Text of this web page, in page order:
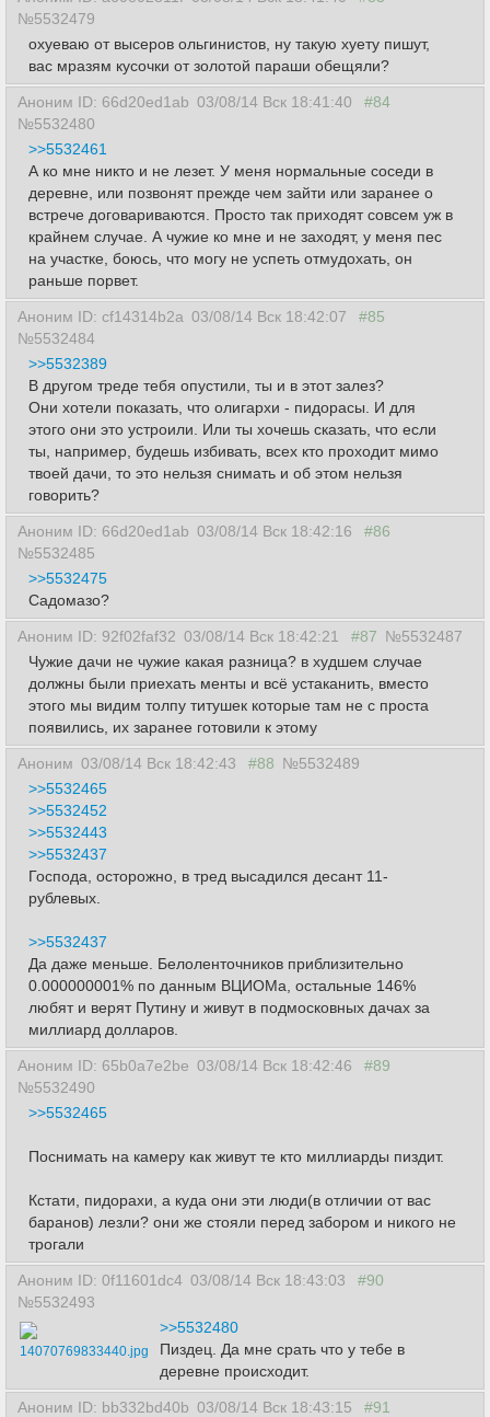
№5532479
охуеваю от высеров ольгинистов, ну такую хуету пишут,
вас мразям кусочки от золотой параши обещяли?
Аноним ID: 66d20ed1ab 03/08/14 Вск 18:41:40
#84
№5532480
>>5532461
А ко мне никто и не лезет. У меня нормальные соседи в
деревне, или позвонят прежде чем зайти или заранее о
встрече договариваются. Просто так приходят совсем уж в
крайнем случае. А чужие ко мне и не заходят, у меня пес
на участке, боюсь, что могу не успеть отмудохать, он
раньше порвет.
Аноним ID: cf14314b2a 03/08/14 Вск 18:42:07
#85
№5532484
>>5532389
В другом треде тебя опустили, ты и в этот залез?
Они хотели показать, что олигархи - пидорасы. И для
этого они это устроили. Или ты хочешь сказать, что если
ты, например, будешь избивать, всех кто проходит мимо
твоей дачи, то это нельзя снимать и об этом нельзя
говорить?
Аноним ID: 66d20ed1ab 03/08/14 Вск 18:42:16
#86
№5532485
>>5532475
Садомазо?
Аноним ID: 92f02faf32 03/08/14 Вск 18:42:21 #87 №5532487
Чужие дачи не чужие какая разница? в худшем случае
должны были приехать менты и всё устаканить, вместо
этого мы видим толпу титушек которые там не с проста
появились, их заранее готовили к этому
Аноним 03/08/14 Вск 18:42:43 #88 №5532489
>>5532465
>>5532452
>>5532443
>>5532437
Господа, осторожно, в тред высадился десант 11-
рублевых.
>>5532437
Да даже меньше. Белоленточников приблизительно
0.000000001% по данным ВЦИОМа, остальные 146%
любят и верят Путину и живут в подмосковных дачах за
миллиард долларов.
Аноним ID: 65b0a7e2be 03/08/14 Вск 18:42:46
#89
№5532490
>>5532465
Поснимать на камеру как живут те кто миллиарды пиздит.
Кстати, пидорахи, а куда они эти люди(в отличии от вас
баранов) лезли? они же стояли перед забором и никого не
трогали
Аноним ID: 0f11601dc4 03/08/14 Вск 18:43:03
#90
№5532493
14070769833440.jpg
>>5532480
Пиздец. Да мне срать что у тебе в
деревне происходит.
Аноним ID: bb332bd40b 03/08/14 Вск 18:43:15
#91